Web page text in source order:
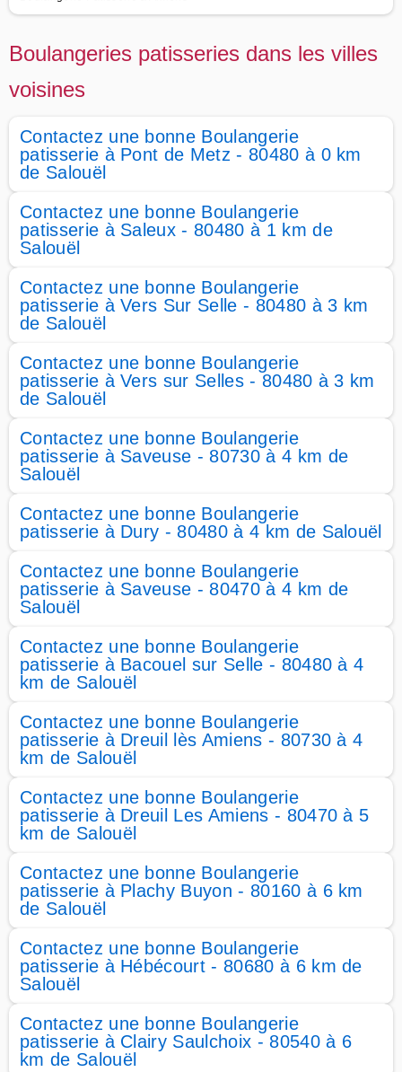
Boulangeries patisseries dans les villes
voisines
Contactez une bonne Boulangerie
patisserie à Pont de Metz - 80480 à 0 km
de Salouël
Contactez une bonne Boulangerie
patisserie à Saleux - 80480 à 1 km de
Salouël
Contactez une bonne Boulangerie
patisserie à Vers Sur Selle - 80480 à 3 km
de Salouël
Contactez une bonne Boulangerie
patisserie à Vers sur Selles - 80480 à 3 km
de Salouël
Contactez une bonne Boulangerie
patisserie à Saveuse - 80730 à 4 km de
Salouël
Contactez une bonne Boulangerie
patisserie à Dury - 80480 à 4 km de Salouël
Contactez une bonne Boulangerie
patisserie à Saveuse - 80470 à 4 km de
Salouël
Contactez une bonne Boulangerie
patisserie à Bacouel sur Selle - 80480 à 4
km de Salouël
Contactez une bonne Boulangerie
patisserie à Dreuil lès Amiens - 80730 à 4
km de Salouël
Contactez une bonne Boulangerie
patisserie à Dreuil Les Amiens - 80470 à 5
km de Salouël
Contactez une bonne Boulangerie
patisserie à Plachy Buyon - 80160 à 6 km
de Salouël
Contactez une bonne Boulangerie
patisserie à Hébécourt - 80680 à 6 km de
Salouël
Contactez une bonne Boulangerie
patisserie à Clairy Saulchoix - 80540 à 6
km de Salouël